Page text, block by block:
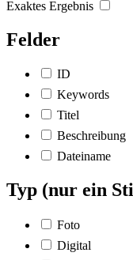
Exaktes Ergebnis
Felder
ID
Keywords
Titel
Beschreibung
Dateiname
Typ (nur ein
Foto
Digital